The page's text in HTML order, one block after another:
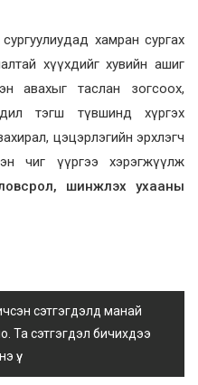
хамран сургах
хүүхдийг хувийн ашиг
авахыг таслан зогсоох,
тэгш түвшинд хүргэх
цэцэрлэгийн эрхлэгч
чиг үүргээ хэрэгжүүлж
шинжлэх ухааны
сэтгэгдэлд манай
Та сэтгэгдэл бичихдээ
үү.